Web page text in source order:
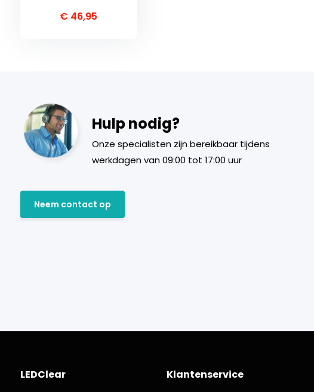
€ 46,95
Hulp nodig?
Onze specialisten zijn bereikbaar tijdens
werkdagen van 09:00 tot 17:00 uur
Neem contact op
LEDClear Klantenservice